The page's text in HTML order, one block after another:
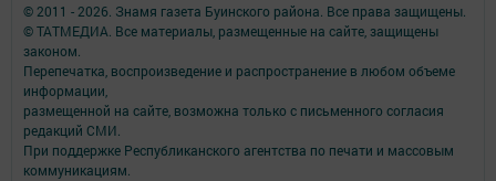
© 2011 - 2026. Знамя газета Буинского района. Все права защищены.
© ТАТМЕДИА. Все материалы, размещенные на сайте, защищены
законом.
Перепечатка, воспроизведение и распространение в любом объеме
информации,
размещенной на сайте, возможна только с письменного согласия
редакций СМИ.
При поддержке Республиканского агентства по печати и массовым
коммуникациям.